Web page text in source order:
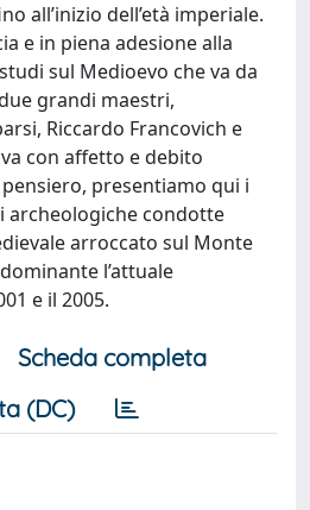
all’inizio dell’età imperiale.
e in piena adesione alla
sul Medioevo che va da
grandi maestri,
Riccardo Francovich e
con affetto e debito
presentiamo qui i
archeologiche condotte
arroccato sul Monte
l’attuale
e il 2005.
Scheda completa
(DC)